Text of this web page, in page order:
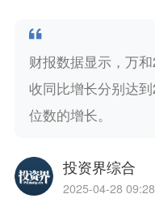
财报数据显示，万
收同比增长分别达
位数的增长。
投资界综合
2025-04-28 09:28